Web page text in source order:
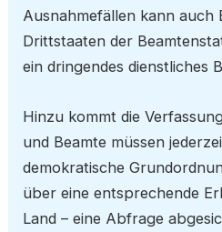
Ausnahmefällen kann auch
Drittstaaten der
ein dringendes dienstliches
Hinzu kommt die
und Beamte müssen
demokratische
über eine entsprechende
Land – eine Abfrage